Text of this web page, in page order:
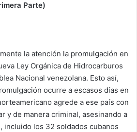
Parte)
la atención la promulgación en
Ley Orgánica de Hidrocarburos
Nacional venezolana. Esto así,
ocurre a escasos días en
agrede a ese país con
y de manera criminal, asesinando a
incluido los 32 soldados cubanos